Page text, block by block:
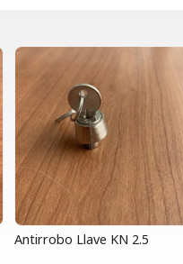
Antirrobo Llave KN 2.5